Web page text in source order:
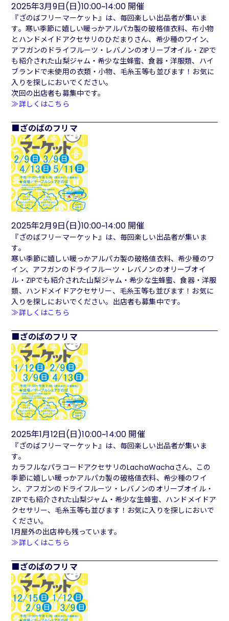
2025年3月9日(日)10:00~14:00 開催
『ざのばフリーマーケット』は、毎回楽しい出品者が集いま
す。寒い季節に嬉しい暖っかアルパカ製の破格値衣料、布小物
とハンドメイドアクセサリのひだまりさん、希少種のワイン、
アフガンのドライフルーツ・レバノンのオリーブオイル・ZIPで
も紹介された山梨ジャム・希少な生蜂蜜、食器・洋服類、ハイ
ブランドで未使用の衣類・小物、毛糸玉等も並びます！お気に
入りを探しにおいでください。
次回の出店者も募集中です。
≫詳しくはこちら
ざのばのフリマ
2025年2月9日(日)10:00~14:00 開催
『ざのばフリーマーケット』は、毎回楽しい出品者が集いま
す。
寒い季節に嬉しい暖っかアルパカ製の破格値衣料、希少種のワ
イン、アフガンのドライフルーツ・レバノンのオリーブオイ
ル・ZIPでも紹介された山梨ジャム・希少な生蜂蜜、食器・洋服
類、ハンドメイドアクセサリー、毛糸玉等も並びます！お気に
入りを探しにおいでください。出店者も募集中です。
≫詳しくはこちら
ざのばのフリマ
2025年1月12日(日)10:00~14:00 開催
『ざのばフリーマーケット』は、毎回楽しい出品者が集いま
す。
カラフルなパラコードアクセサリのLachaWachaさん、この
季節に嬉しい暖っかアルパカ製の破格値衣料、希少種のワイ
ン、アフガンのドライフルーツ・レバノンのオリーブオイル・
ZIPでも紹介された山梨ジャム・希少な生蜂蜜、ハンドメイドア
クセサリー、毛糸玉等も並びます！お気に入りを探しにおいで
ください。
1月屋外の出店枠も残っています。
≫詳しくはこちら
ざのばのフリマ